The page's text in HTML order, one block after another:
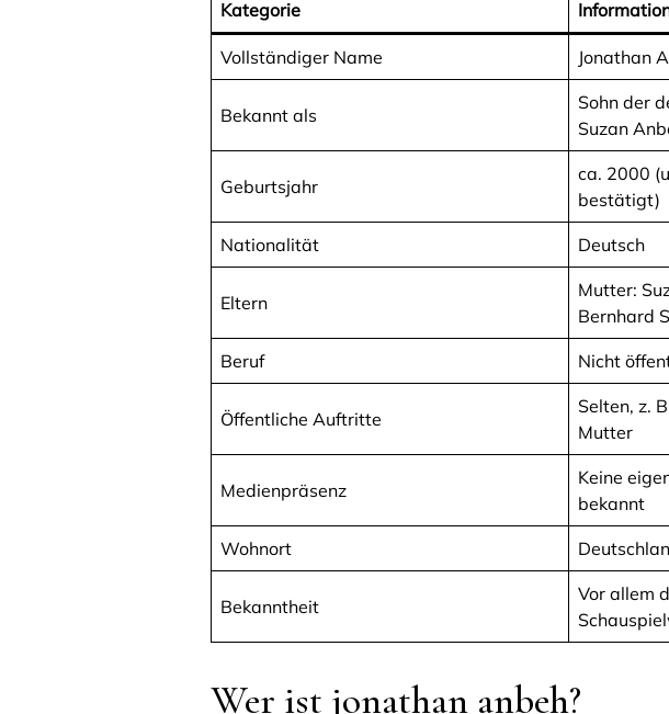
Kategorie
Vollständiger Name Jonathan
Bekannt als
Sohn der
Suzan
Geburtsjahr
ca. 2000
bestätigt)
Nationalität Deutsch
Eltern
Mutter:
Bernhard
Beruf Nicht
Öffentliche Auftritte
Selten, z.
Mutter
Medienpräsenz
Keine
bekannt
Wohnort
Bekanntheit
Vor allem
Wer ist jonathan anbeh?